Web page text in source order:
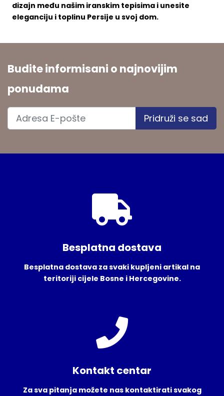
dizajn među našim iranskim tepisima i unesite
eleganciju i toplinu Persije u svoj dom.
Budite informisani o najnovijim
ponudama
Pridruži se sad
Besplatna dostava
Besplatna dostava za svaki kupljeni artikal na
teritoriji cijele Bosne i Hercegovine.
Kontakt centar
Za sva pitanja možete nas kontaktirati svakog